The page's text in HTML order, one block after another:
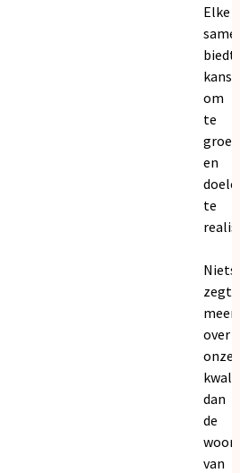
Elke
biedt
om
te
en
te
Niets
zegt
meer
over
onze
dan
de
van